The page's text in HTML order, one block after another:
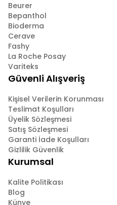
Beurer
Bepanthol
Bioderma
Cerave
Fashy
La Roche Posay
Variteks
Güvenli Alışveriş
Kişisel Verilerin Korunması
Teslimat Koşulları
Üyelik Sözleşmesi
Satış Sözleşmesi
Garanti İade Koşulları
Gizlilik Güvenlik
Kurumsal
Kalite Politikası
Blog
Künye